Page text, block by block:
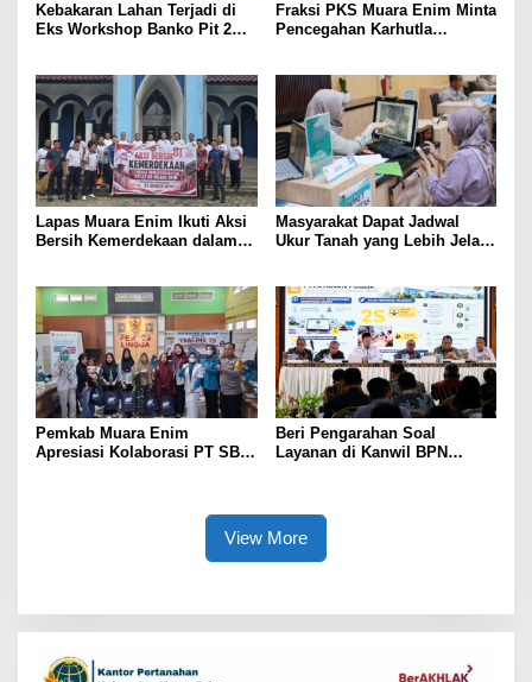
Kebakaran Lahan Terjadi di
Eks Workshop Banko Pit 2
Fraksi PKS Muara Enim Minta
Pencegahan Karhutla
Lapas Muara Enim Ikuti Aksi
Bersih Kemerdekaan dalam
Masyarakat Dapat Jadwal
Ukur Tanah yang Lebih Jelas
Pemkab Muara Enim
Apresiasi Kolaborasi PT SBS
Beri Pengarahan Soal
Layanan di Kanwil BPN
View More